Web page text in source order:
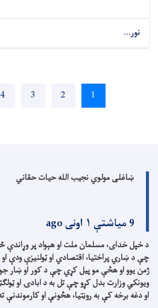
نور...
اوسنی
1 پاڼه
2 پاڼه
3 پاڼه
4
ښاغلی مولوي نجیب الله حیات حقاني
9 میاشتې ۱ اونی ago
د خپل خدای، مسلمان ملت او هېواد پر وړاندې
چې د ښاري پراختیا، اقتصادي او ټولنیزې ودې او
ژمن یوو او هڅې مو پیل کړي چې د کور او ښار
ویونکي وزارت بدل کړو چې تل به د ابادۍ او
او دغه برخه کې به روڼتیا، هڅونې او کارموندنې